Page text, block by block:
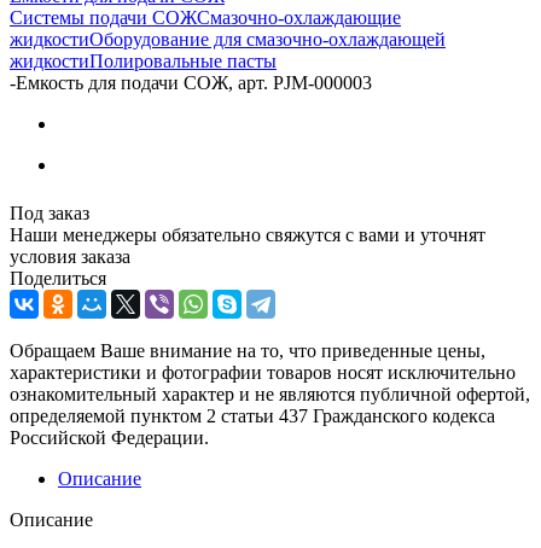
Системы подачи СОЖСмазочно-охлаждающие
жидкостиОборудование для смазочно-охлаждающей
жидкостиПолировальные пасты
-Емкость для подачи СОЖ, арт. PJM-000003
Под заказ
Наши менеджеры обязательно свяжутся с вами и уточнят
условия заказа
Поделиться
Обращаем Ваше внимание на то, что приведенные цены,
характеристики и фотографии товаров носят исключительно
ознакомительный характер и не являются публичной офертой,
определяемой пунктом 2 статьи 437 Гражданского кодекса
Российской Федерации.
Описание
Описание